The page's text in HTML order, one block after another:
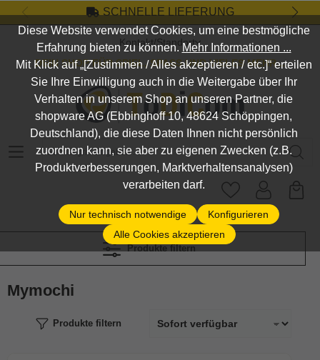
Zum Hauptinhalt springenSCHNELLE LIEFERUNG
Kontakt/Standort
DEIN SHOP FÜR SPIEL, SPASS UND VIELES MEHR...
Suchbegriff eingeben ...
Produkte filtern
Mymochi
Produkte filtern
Diese Website verwendet Cookies, um eine bestmögliche
Erfahrung bieten zu können.Mehr Informationen ...
Mit Klick auf „[Zustimmen / Alles akzeptieren / etc.]“ erteilen
Sie Ihre Einwilligung auch in die Weitergabe über Ihr
Verhalten in unserem Shop an unseren Partner, die
shopware AG (Ebbinghoff 10, 48624 Schöppingen,
Deutschland), die diese Daten Ihnen nicht persönlich
zuordnen kann, sie aber zu eigenen Zwecken (z.B.
Produktverbesserungen, Marktverhaltensanalysen)
verarbeiten darf.
Nur technisch notwendige
Konfigurieren
Alle Cookies akzeptieren